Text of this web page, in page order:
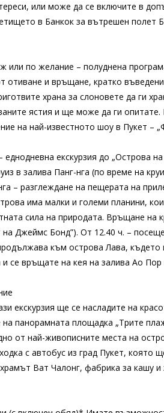
или може да се включите в
в Банкок за вътрешен полет
по желание – полуднена
отиване и връщане, кратко
храна за слоновете да ги
ястия и ще може да ги
на най-известното шоу в Пукет –
екскурзия до „Острова
в залива Панг-нга (по време на
– разглеждане на пещерата на
има малки и големи планини,
сила на природата. Връщане на
Джеймс Бонд”). От 12.40 ч. –
към острова Лава,
се връщате на кея на залива Ао
екскурзия ще се насладите на
панорамната площадка „Трите
от най-живописните места на
с автобус из град Пукет, която
Ват Чалонг, фабрика за кашу и